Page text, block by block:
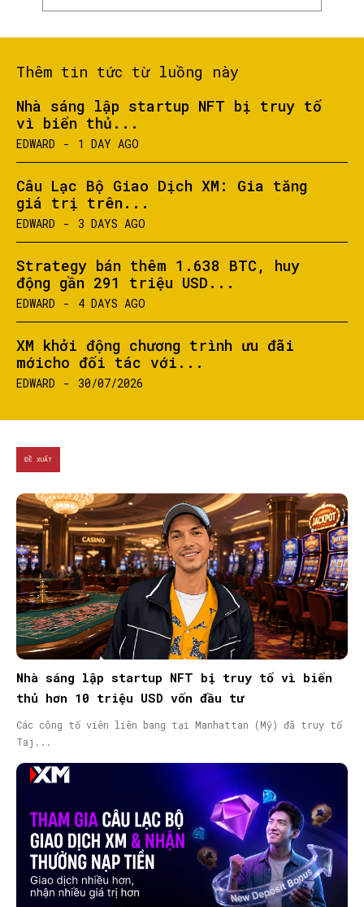
Thêm tin tức từ luồng này
Nhà sáng lập startup NFT bị truy tố
vì biển thủ...
EDWARD - 1 DAY AGO
Câu Lạc Bộ Giao Dịch XM: Gia tăng
giá trị trên...
EDWARD - 3 DAYS AGO
Strategy bán thêm 1.638 BTC, huy
động gần 291 triệu USD...
EDWARD - 4 DAYS AGO
XM khởi động chương trình ưu đãi
mớicho đối tác với...
EDWARD - 30/07/2026
ĐỀ XUẤT
Nhà sáng lập startup NFT bị truy tố vì biển
thủ hơn 10 triệu USD vốn đầu tư
Các công tố viên liên bang tại Manhattan (Mỹ) đã truy tố
Taj...